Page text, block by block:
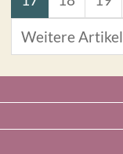
Weitere Artikel